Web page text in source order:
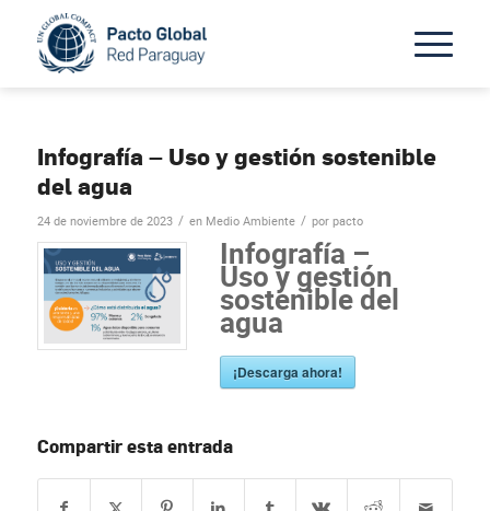
Infografía – Uso y gestión sostenible
del agua
24 de noviembre de 2023 / en Medio Ambiente / por pacto
Infografía –
Uso y gestión
sostenible del
agua
¡Descarga ahora!
Compartir esta entrada